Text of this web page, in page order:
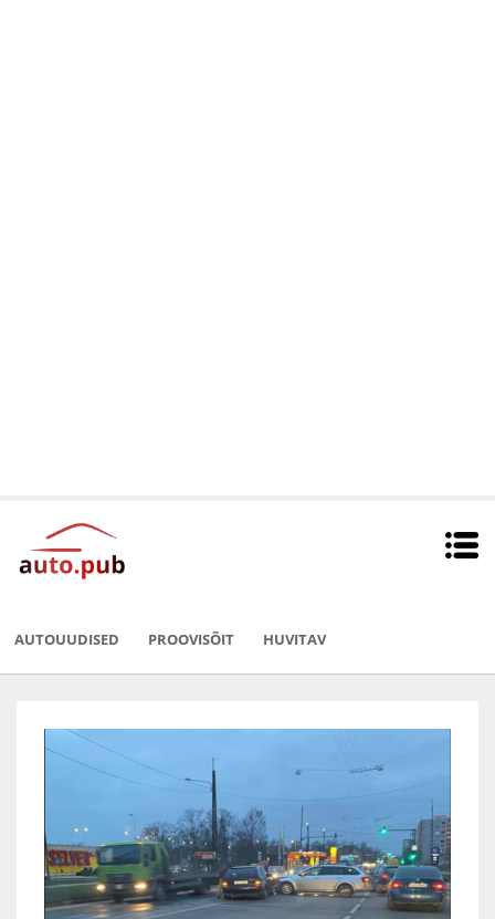
AUTOUUDISED PROOVISÕIT HUVITAV